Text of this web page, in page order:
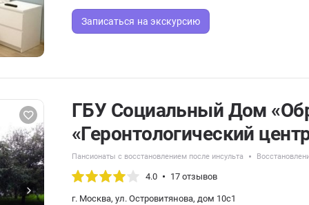
Записаться на экскурсию
ГБУ Социальный Дом
«Геронтологический
Пансионаты с восстановлением после инсульта
4.0 17 отзывов
г. Москва, ул. Островитянова, дом 10с1